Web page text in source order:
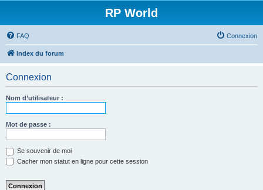
RP World
FAQ Connexion
Index du forum
Connexion
Nom d’utilisateur :
Mot de passe :
Se souvenir de moi
Cacher mon statut en ligne pour cette session